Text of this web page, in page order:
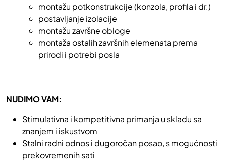
montažu potkonstrukcije (konzola, profila i dr.)
postavljanje izolacije
montažu završne obloge
montaža ostalih završnih elemenata prema
prirodi i potrebi posla
NUDIMO VAM:
Stimulativna i kompetitivna primanja u skladu sa
znanjem i iskustvom
Stalni radni odnos i dugoročan posao, s mogućnosti
prekovremenih sati